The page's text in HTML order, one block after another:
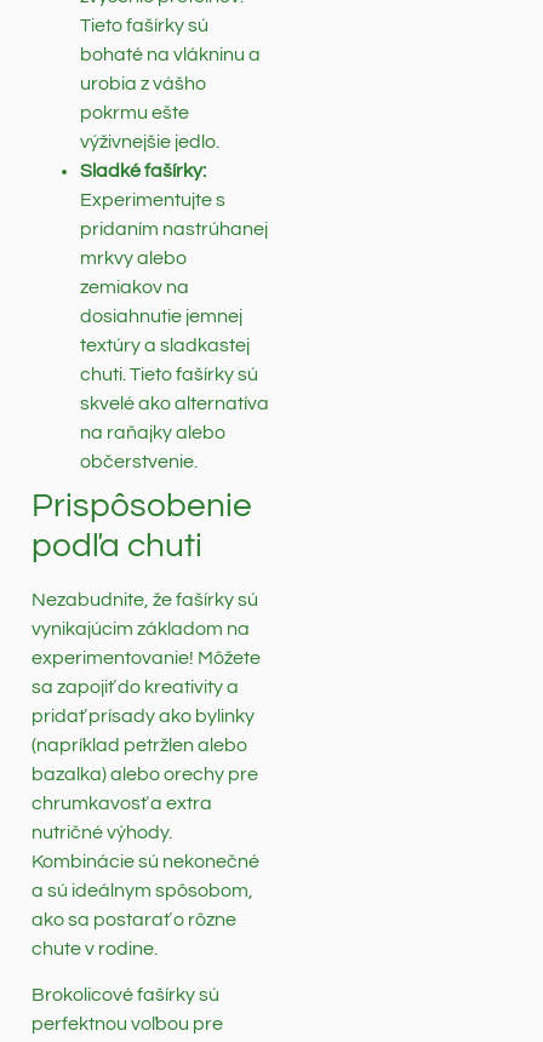
Tieto fašírky sú
bohaté na vlákninu a
urobia z vášho
pokrmu ešte
výživnejšie jedlo.
Sladké fašírky:
Experimentujte s
pridaním nastrúhanej
mrkvy alebo
zemiakov na
dosiahnutie jemnej
textúry a sladkastej
chuti. Tieto fašírky sú
skvelé ako alternatíva
na raňajky alebo
občerstvenie.
Prispôsobenie
podľa chuti
Nezabudnite, že fašírky sú
vynikajúcim základom na
experimentovanie! Môžete
sa zapojiť do kreativity a
pridať prísady ako bylinky
(napríklad petržlen alebo
bazalka) alebo orechy pre
chrumkavosť a extra
nutričné výhody.
Kombinácie sú nekonečné
a sú ideálnym spôsobom,
ako sa postarať o rôzne
chute v rodine.
Brokolicové fašírky sú
perfektnou voľbou pre